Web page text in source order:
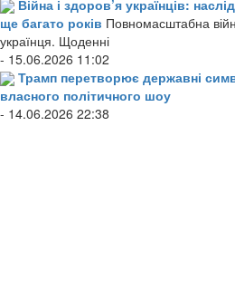
Війна і здоров’я українців:
ще багато років Повномасштабна
українця. Щоденні
- 15.06.2026 11:02
Трамп перетворює державні
власного політичного шоу
- 14.06.2026 22:38